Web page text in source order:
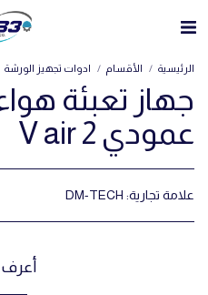
الرئيسية الأقسام ادوات تجهيز الورشة
جهاز تعبئة
عمودي V air 2
علامة تجارية: DM-TECH
أعرف